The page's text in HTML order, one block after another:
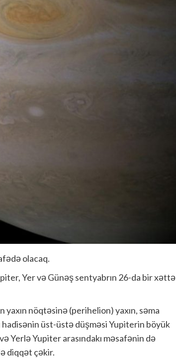
olacaq.
Yer və Günəş sentyabrın 26-da bir xəttə
nöqtəsinə (perihelion) yaxın, səma
üst-üstə düşməsi Yupiterin böyük
Yerlə Yupiter arasındakı məsafənin də
diqqət çəkir.